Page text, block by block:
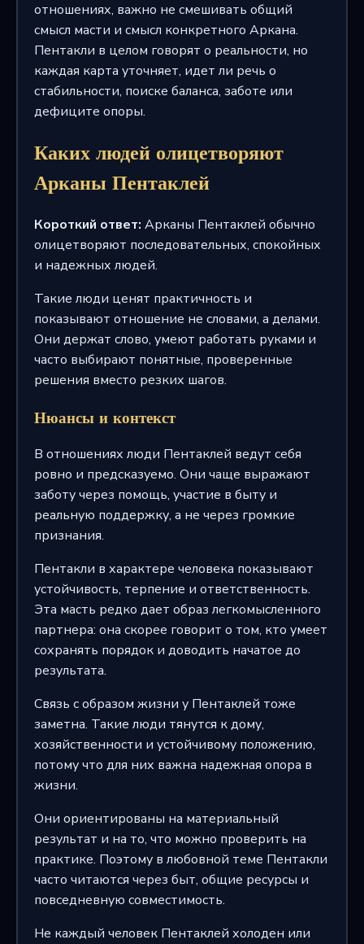
отношениях, важно не смешивать общий
смысл масти и смысл конкретного Аркана.
Пентакли в целом говорят о реальности, но
каждая карта уточняет, идет ли речь о
стабильности, поиске баланса, заботе или
дефиците опоры.
Каких людей олицетворяют
Арканы Пентаклей
Короткий ответ: Арканы Пентаклей обычно
олицетворяют последовательных, спокойных
и надежных людей.
Такие люди ценят практичность и
показывают отношение не словами, а делами.
Они держат слово, умеют работать руками и
часто выбирают понятные, проверенные
решения вместо резких шагов.
Нюансы и контекст
В отношениях люди Пентаклей ведут себя
ровно и предсказуемо. Они чаще выражают
заботу через помощь, участие в быту и
реальную поддержку, а не через громкие
признания.
Пентакли в характере человека показывают
устойчивость, терпение и ответственность.
Эта масть редко дает образ легкомысленного
партнера: она скорее говорит о том, кто умеет
сохранять порядок и доводить начатое до
результата.
Связь с образом жизни у Пентаклей тоже
заметна. Такие люди тянутся к дому,
хозяйственности и устойчивому положению,
потому что для них важна надежная опора в
жизни.
Они ориентированы на материальный
результат и на то, что можно проверить на
практике. Поэтому в любовной теме Пентакли
часто читаются через быт, общие ресурсы и
повседневную совместимость.
Не каждый человек Пентаклей холоден или